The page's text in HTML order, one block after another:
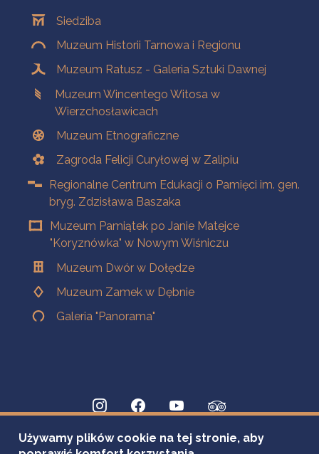
Siedziba
Muzeum Historii Tarnowa i Regionu
Muzeum Ratusz - Galeria Sztuki Dawnej
Muzeum Wincentego Witosa w
Wierzchosławicach
Muzeum Etnograficzne
Zagroda Felicji Curyłowej w Zalipiu
Regionalne Centrum Edukacji o Pamięci im. gen.
bryg. Zdzisława Baszaka
Muzeum Pamiątek po Janie Matejce
"Koryznówka" w Nowym Wiśniczu
Muzeum Dwór w Dołędze
Muzeum Zamek w Dębnie
Galeria "Panorama"
Używamy plików cookie na tej stronie, aby